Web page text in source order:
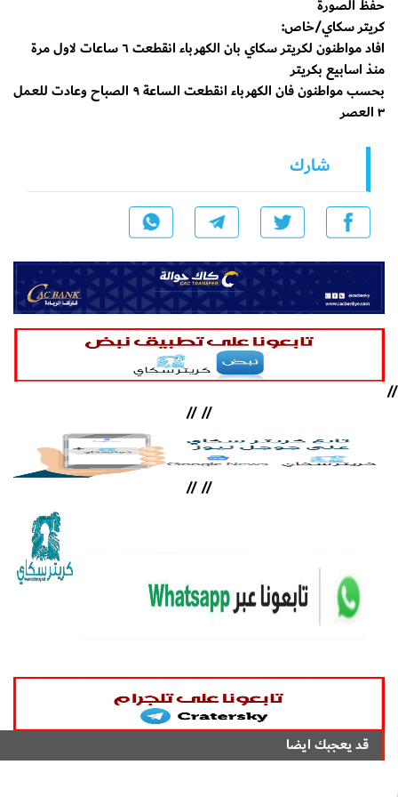
حفظ الصورة
كريتر سكاي/خاص:
افاد مواطنون لكريتر سكاي بان الكهرباء انقطعت ٦ ساعات لاول مرة
منذ اسابيع بكريتر
بحسب مواطنون فان الكهرباء انقطعت الساعة ٩ الصباح وعادت للعمل
٣ العصر
شارك
//
//
//
//
//
قد يعجبك ايضا